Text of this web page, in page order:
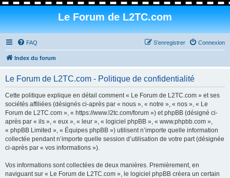
Le Forum de L2TC.com
FAQ Connexion
S’enregistrer
Index du forum
Le Forum de L2TC.com - Politique de confidentialité
Cette politique explique en détail comment « Le Forum de L2TC.com » et ses
sociétés affiliées (désignés ci-après par « nous », « notre », « nos », « Le
Forum de L2TC.com », « https://www.l2tc.com/forum ») et phpBB (désigné ci-
après par « ils », « eux », « leur », « logiciel phpBB », « www.phpbb.com »,
« phpBB Limited », « Équipes phpBB ») utilisent n’importe quelle information
collectée pendant n’importe quelle session d’utilisation de votre part (désignée
ci-après par « vos informations »).
Vos informations sont collectées de deux manières. Premièrement, en
naviguant sur « Le Forum de L2TC.com », le logiciel phpBB créera un certain